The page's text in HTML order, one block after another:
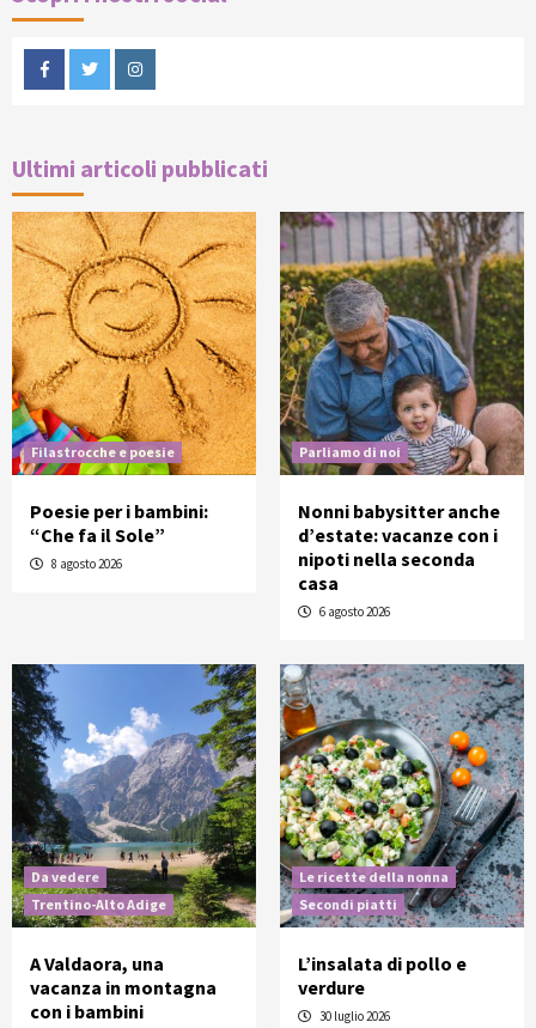
FacebookTwitterInstagram
Ultimi articoli pubblicati
Filastrocche e poesie
Poesie per i bambini:
“Che fa il Sole”
8 agosto 2026
Parliamo di noi
Nonni babysitter anche
d’estate: vacanze con i
nipoti nella seconda
casa
6 agosto 2026
Da vedere
Trentino-Alto Adige
A Valdaora, una
vacanza in montagna
con i bambini
Le ricette della nonna
Secondi piatti
L’insalata di pollo e
verdure
30 luglio 2026